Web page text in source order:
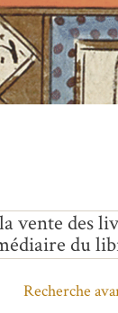
des
du
Recherche